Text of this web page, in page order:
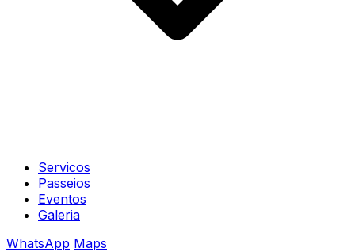
Servicos
Passeios
Eventos
Galeria
WhatsApp Maps